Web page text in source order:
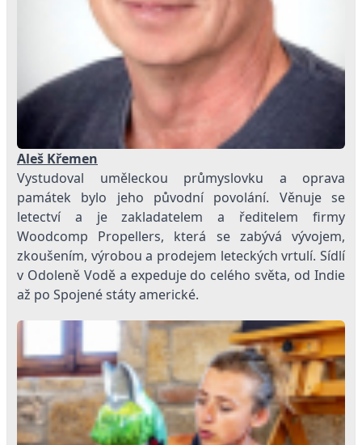
Aleš Křemen
Vystudoval uměleckou průmyslovku a oprava
památek bylo jeho původní povolání. Věnuje se
letectví a je zakladatelem a ředitelem firmy
Woodcomp Propellers, která se zabývá vývojem,
zkoušením, výrobou a prodejem leteckých vrtulí. Sídlí
v Odoleně Vodě a expeduje do celého světa, od Indie
až po Spojené státy americké.